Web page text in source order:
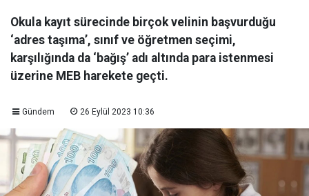
Okula kayıt sürecinde birçok velinin başvurduğu
‘adres taşıma’, sınıf ve öğretmen seçimi,
karşılığında da ‘bağış’ adı altında para istenmesi
üzerine MEB harekete geçti.
Gündem 26 Eylül 2023 10:36